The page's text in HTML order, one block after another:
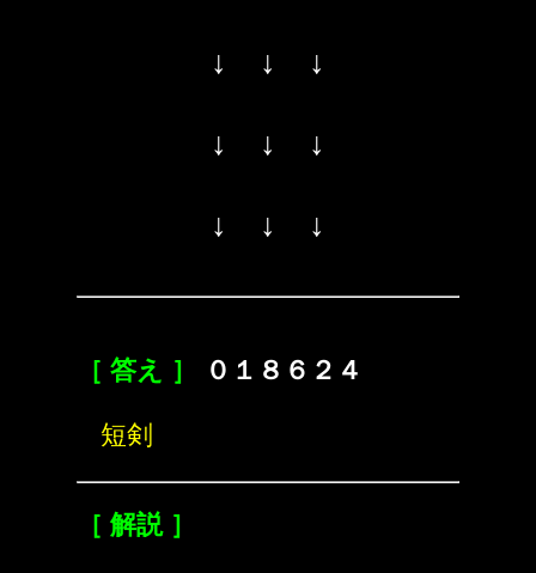
↓ ↓ ↓
↓ ↓ ↓
↓ ↓ ↓
［ 答え ］ ０１８６２４
短剣
［ 解説 ］